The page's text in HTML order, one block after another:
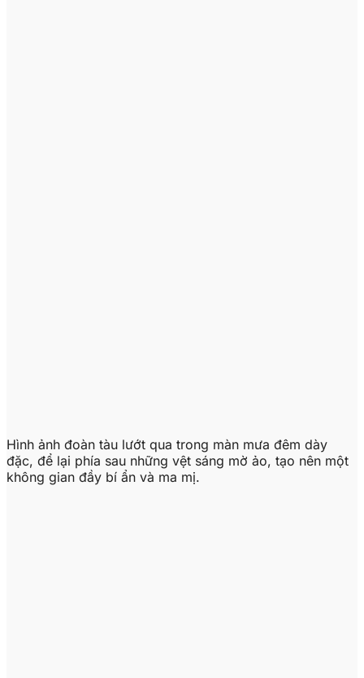
Hình ảnh đoàn tàu lướt qua trong màn mưa đêm dày
đặc, để lại phía sau những vệt sáng mờ ảo, tạo nên một
không gian đầy bí ẩn và ma mị.